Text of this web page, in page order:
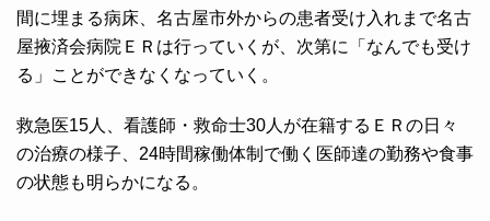
間に埋まる病床、名古屋市外からの患者受け入れまで名古
屋掖済会病院ＥＲは行っていくが、次第に「なんでも受け
る」ことができなくなっていく。
救急医15人、看護師・救命士30人が在籍するＥＲの日々
の治療の様子、24時間稼働体制で働く医師達の勤務や食事
の状態も明らかになる。